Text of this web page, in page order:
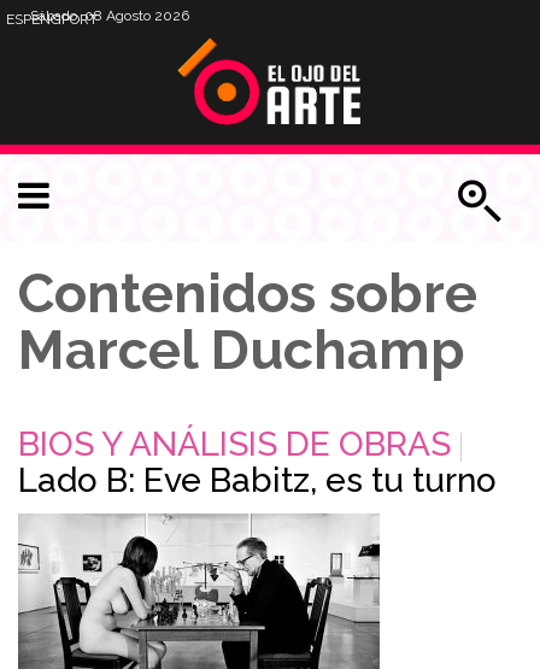
Sábado, 08 Agosto 2026
ESPENGPORT
Contenidos sobre
Marcel Duchamp
BIOS Y ANÁLISIS DE OBRAS
Lado B: Eve Babitz, es tu turno